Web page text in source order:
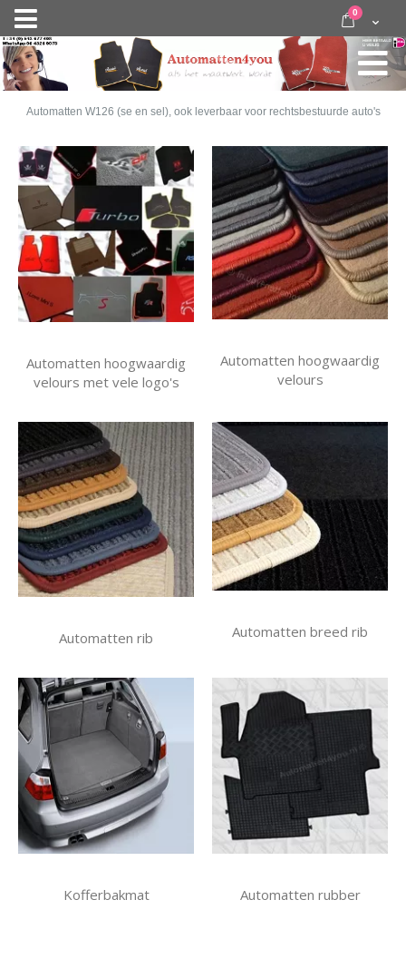
Nav
activeren
door
inhoud
Cart
0 items
Automatten W126 (se en sel), ook leverbaar voor rechtsbestuurde auto's
Automatten hoogwaardig
velours met vele logo's
Automatten hoogwaardig
velours
Automatten rib Automatten breed rib
Kofferbakmat Automatten rubber